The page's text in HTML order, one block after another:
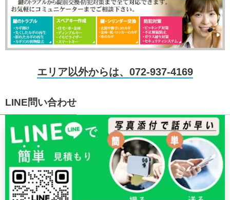
エリア以外からは、072-937-4169
LINE問い合わせ